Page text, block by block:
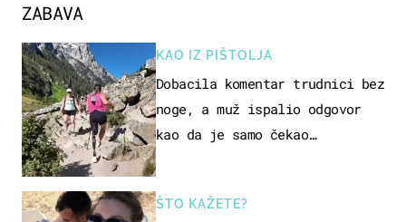
ZABAVA
KAO IZ PIŠTOLJA
Dobacila komentar trudnici bez
noge, a muž ispalio odgovor
kao da je samo čekao…
ŠTO KAŽETE?